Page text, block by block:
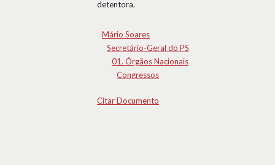
detentora.
Mário Soares
Secretário-Geral do PS
01. Órgãos Nacionais
Congressos
Citar Documento